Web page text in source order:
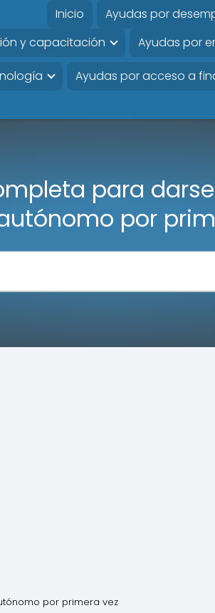
Inicio Ayudas por
y capacitación
Ayudas por
Ayudas por acceso a
para
por
por primera vez